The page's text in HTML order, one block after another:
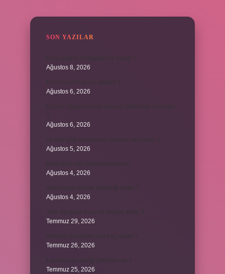
SON YAZILAR
Ağustos 8, 2026
Ağustos 6, 2026
Ağustos 6, 2026
Ağustos 5, 2026
Ağustos 4, 2026
Ağustos 4, 2026
Temmuz 29, 2026
Temmuz 26, 2026
Temmuz 25, 2026